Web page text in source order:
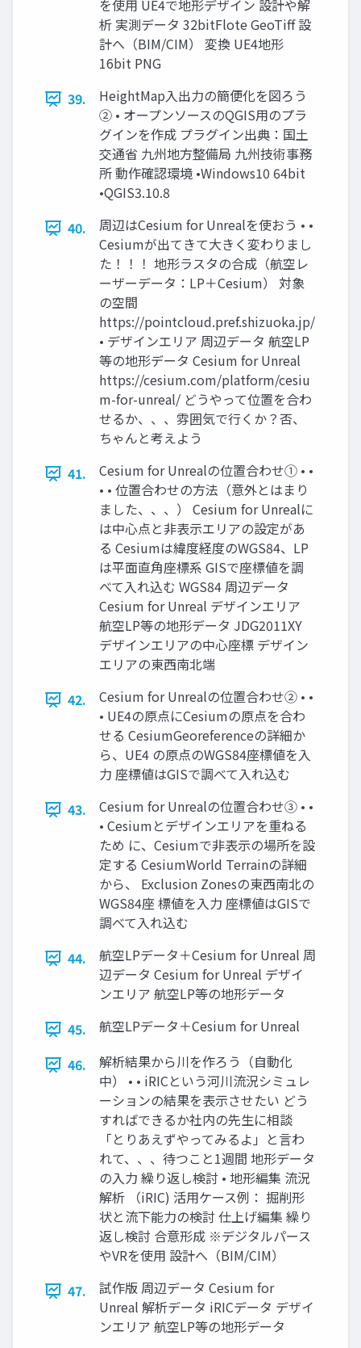
を使用 UE4で地形デザイン 設計や解
析 実測データ 32bitFlote GeoTiff 設
計へ（BIM/CIM） 変換 UE4地形
16bit PNG
39.
HeightMap入出力の簡便化を図ろう
② • オープンソースのQGIS用のプラ
グインを作成 プラグイン出典：国土
交通省 九州地方整備局 九州技術事務
所 動作確認環境 •Windows10 64bit
•QGIS3.10.8
40.
周辺はCesium for Unrealを使おう • •
Cesiumが出てきて大きく変わりまし
た！！！ 地形ラスタの合成（航空レ
ーザーデータ：LP＋Cesium） 対象
の空間
https://pointcloud.pref.shizuoka.jp/
• デザインエリア 周辺データ 航空LP
等の地形データ Cesium for Unreal
https://cesium.com/platform/cesiu
m-for-unreal/ どうやって位置を合わ
せるか、、、雰囲気で行くか？否、
ちゃんと考えよう
41.
Cesium for Unrealの位置合わせ① • •
• • 位置合わせの方法（意外とはまり
ました、、、） Cesium for Unrealに
は中心点と非表示エリアの設定があ
る Cesiumは緯度経度のWGS84、LP
は平面直角座標系 GISで座標値を調
べて入れ込む WGS84 周辺データ
Cesium for Unreal デザインエリア
航空LP等の地形データ JDG2011XY
デザインエリアの中心座標 デザイン
エリアの東西南北端
42.
Cesium for Unrealの位置合わせ② • •
• UE4の原点にCesiumの原点を合わ
せる CesiumGeoreferenceの詳細か
ら、UE4 の原点のWGS84座標値を入
力 座標値はGISで調べて入れ込む
43.
Cesium for Unrealの位置合わせ③ • •
• Cesiumとデザインエリアを重ねる
ため に、Cesiumで非表示の場所を設
定する CesiumWorld Terrainの詳細
から、 Exclusion Zonesの東西南北の
WGS84座 標値を入力 座標値はGISで
調べて入れ込む
44.
航空LPデータ＋Cesium for Unreal 周
辺データ Cesium for Unreal デザイ
ンエリア 航空LP等の地形データ
45.
航空LPデータ＋Cesium for Unreal
46.
解析結果から川を作ろう（自動化
中） • • iRICという河川流況シミュレ
ーションの結果を表示させたい どう
すればできるか社内の先生に相談
「とりあえずやってみるよ」と言わ
れて、、、待つこと1週間 地形データ
の入力 繰り返し検討 • 地形編集 流況
解析 （iRIC) 活用ケース例： 掘削形
状と流下能力の検討 仕上げ編集 繰り
返し検討 合意形成 ※デジタルパース
やVRを使用 設計へ（BIM/CIM）
47.
試作版 周辺データ Cesium for
Unreal 解析データ iRICデータ デザイ
ンエリア 航空LP等の地形データ